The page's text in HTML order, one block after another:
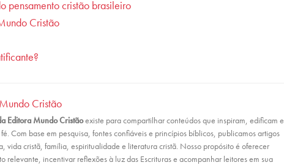
pensamento cristão brasileiro
Cristão
Cristão
Editora Mundo Cristãoexiste para compartilhar conteúdos que inspiram, edificam e
Com base em pesquisa, fontes confiáveis e princípios bíblicos, publicamos artigos
vida cristã, família, espiritualidade e literatura cristã. Nosso propósito é oferecer
relevante, incentivar reflexões à luz das Escrituras e acompanhar leitores em sua